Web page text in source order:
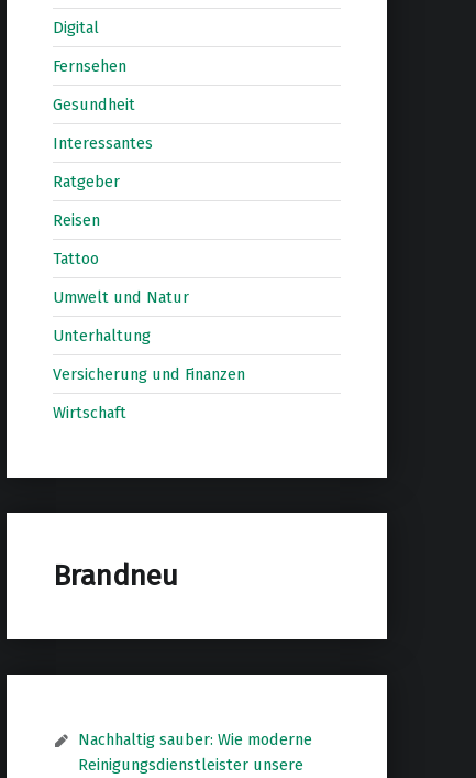
Digital
Fernsehen
Gesundheit
Interessantes
Ratgeber
Reisen
Tattoo
Umwelt und Natur
Unterhaltung
Versicherung und Finanzen
Wirtschaft
Brandneu
Nachhaltig sauber: Wie moderne
Reinigungsdienstleister unsere